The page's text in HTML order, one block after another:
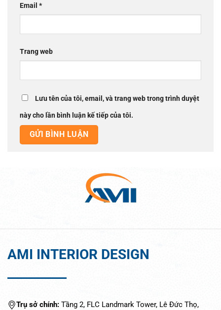
Email *
Trang web
Lưu tên của tôi, email, và trang web trong trình duyệt
này cho lần bình luận kế tiếp của tôi.
AMI INTERIOR DESIGN
Trụ sở chính: Tầng 2, FLC Landmark Tower, Lê Đức Thọ,